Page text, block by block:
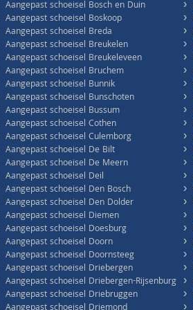
Aangepast schoeisel Bosch en Duin
Aangepast schoeisel Boskoop
Aangepast schoeisel Breda
Aangepast schoeisel Breukelen
Aangepast schoeisel Breukeleveen
Aangepast schoeisel Bruchem
Aangepast schoeisel Bunnik
Aangepast schoeisel Bunschoten
Aangepast schoeisel Bussum
Aangepast schoeisel Cothen
Aangepast schoeisel Culemborg
Aangepast schoeisel De Bilt
Aangepast schoeisel De Meern
Aangepast schoeisel Deil
Aangepast schoeisel Den Bosch
Aangepast schoeisel Den Dolder
Aangepast schoeisel Diemen
Aangepast schoeisel Doesburg
Aangepast schoeisel Doorn
Aangepast schoeisel Doornsteeg
Aangepast schoeisel Driebergen
Aangepast schoeisel Driebergen-Rijsenburg
Aangepast schoeisel Driebruggen
›
›
›
›
›
›
›
›
›
›
›
›
›
›
›
›
›
›
›
›
›
›
›